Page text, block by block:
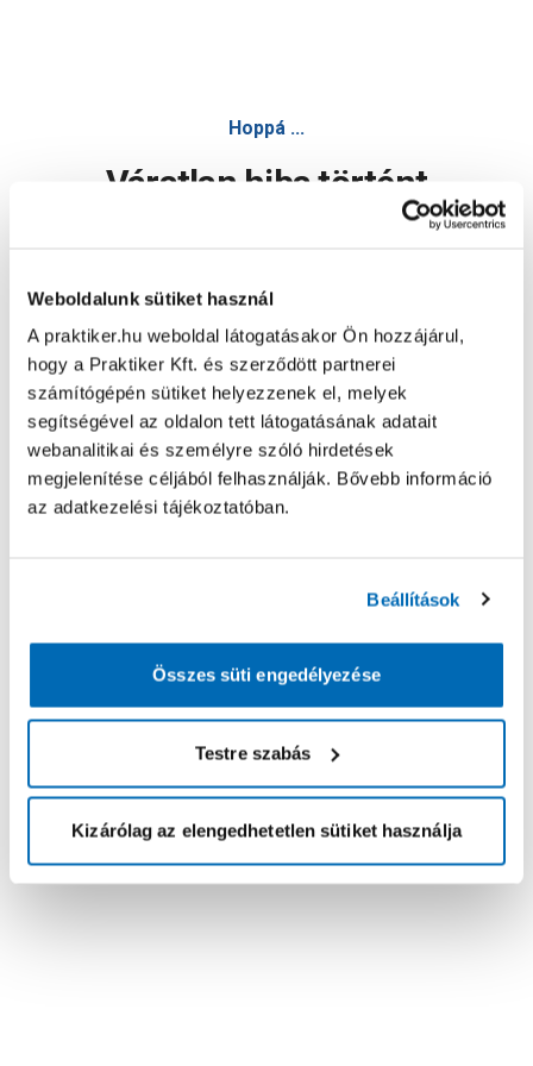
Weboldalunk sütiket használ
A praktiker.hu weboldal látogatásakor Ön hozzájárul,
hogy a Praktiker Kft. és szerződött partnerei
számítógépén sütiket helyezzenek el, melyek
segítségével az oldalon tett látogatásának adatait
webanalitikai és személyre szóló hirdetések
megjelenítése céljából felhasználják. Bővebb információ
az adatkezelési tájékoztatóban.
Beállítások
Összes süti engedélyezése
Testre szabás
Kizárólag az elengedhetetlen sütiket használja
Hoppá ...
Váratlan hiba történt
Oldal újratöltése